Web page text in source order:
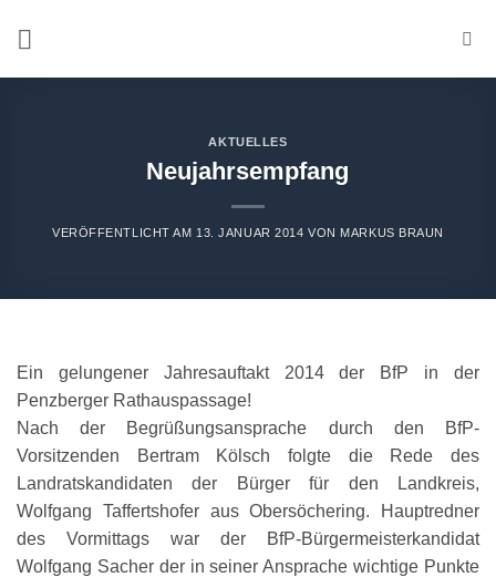
AKTUELLES
Neujahrsempfang
VERÖFFENTLICHT AM 13. JANUAR 2014 VON MARKUS BRAUN
Ein gelungener Jahresauftakt 2014 der BfP in der
Penzberger Rathauspassage!
Nach der Begrüßungsansprache durch den BfP-
Vorsitzenden Bertram Kölsch folgte die Rede des
Landratskandidaten der Bürger für den Landkreis,
Wolfgang Taffertshofer aus Obersöchering. Hauptredner
des Vormittags war der BfP-Bürgermeisterkandidat
Wolfgang Sacher der in seiner Ansprache wichtige Punkte